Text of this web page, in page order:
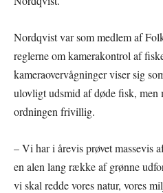
Nordqvist var som medlem af
reglerne om kamerakontrol af
kameraovervågninger viser sig
ulovligt udsmid af døde fisk, men
ordningen frivillig.
– Vi har i årevis prøvet massevis
en alen lang række af grønne
vi skal redde vores natur, vores